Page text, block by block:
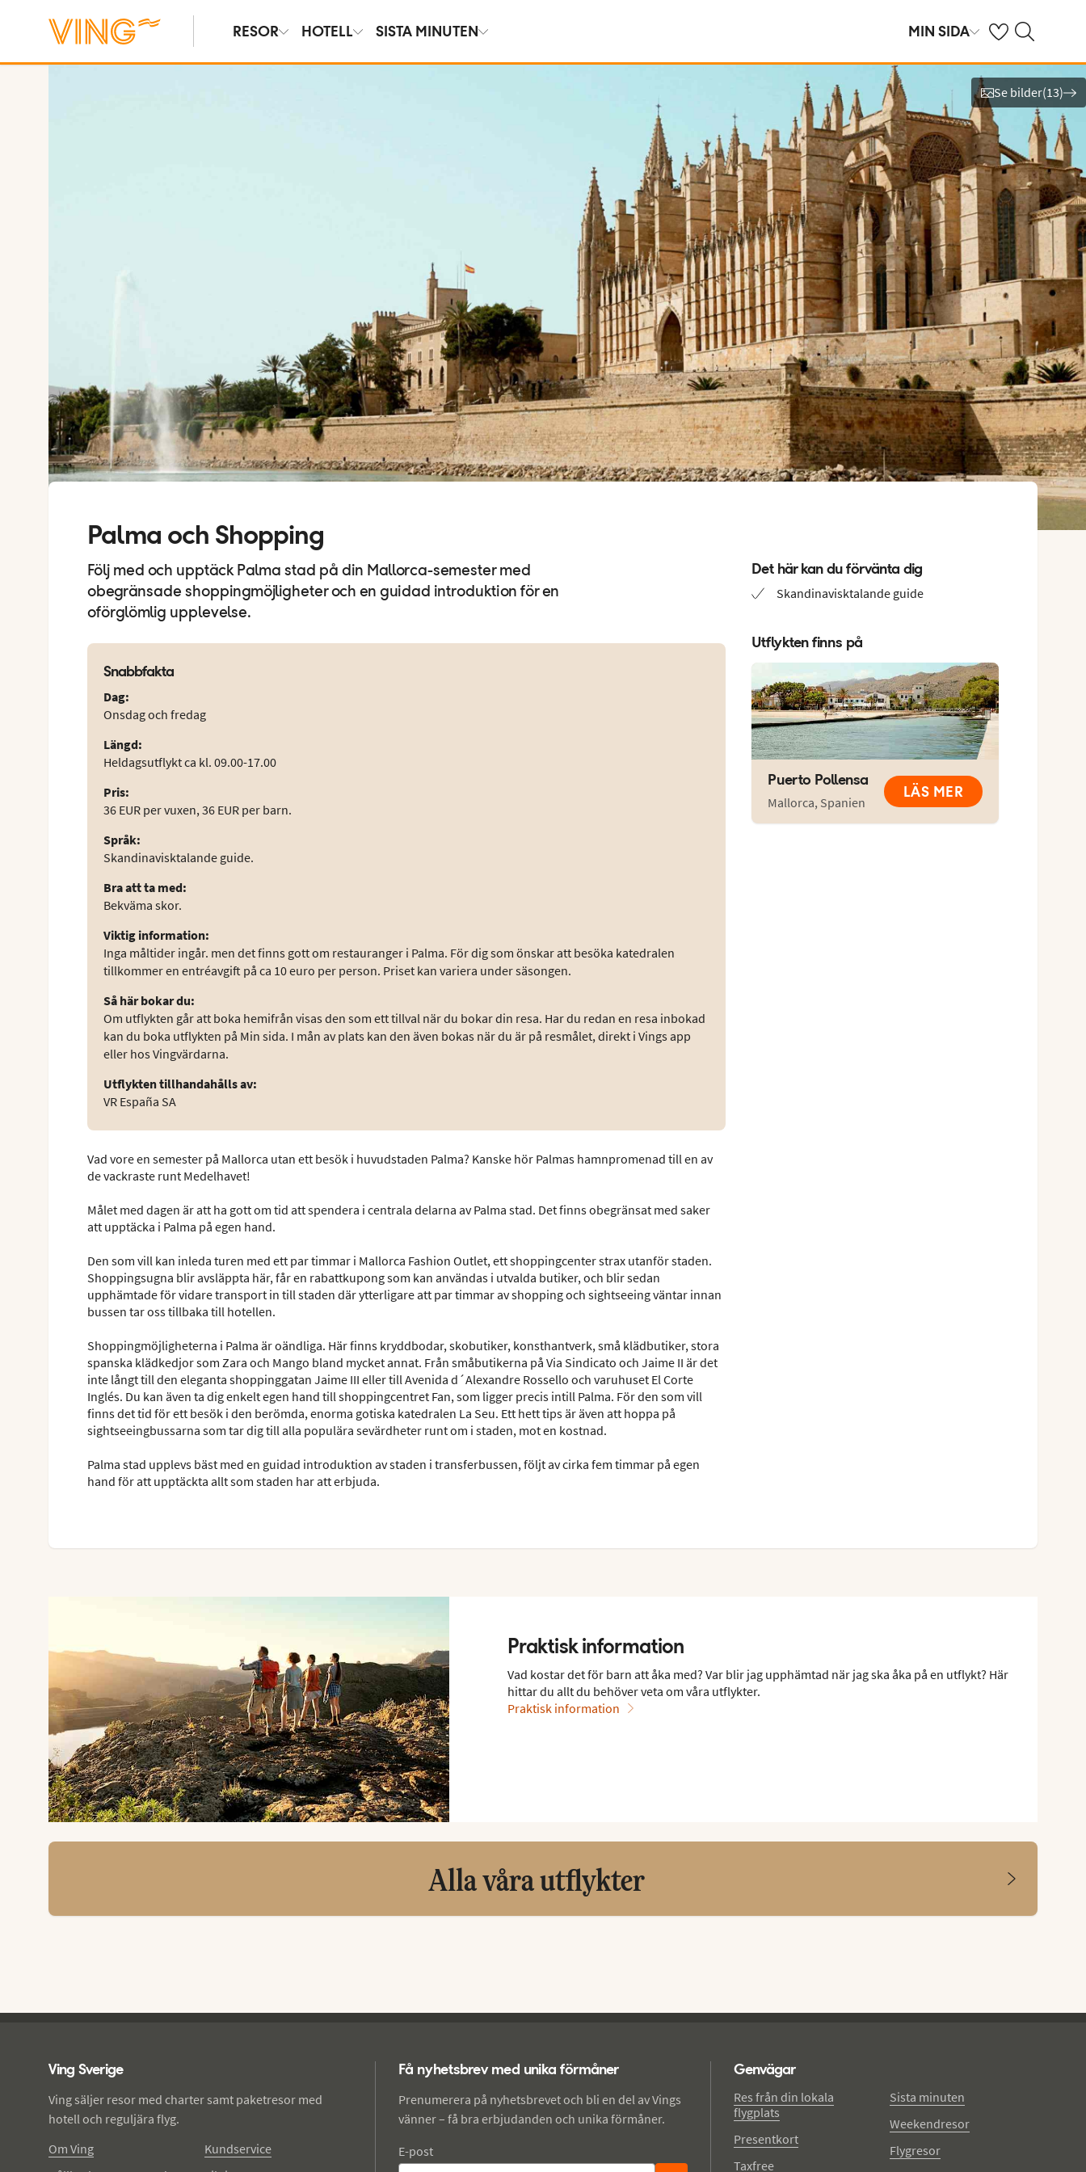
RESOR HOTELL SISTA MINUTEN MIN SIDA Se dina sparade
Sök på ving.se
Se bilder(13)
Palma och Shopping
Följ med och upptäck Palma stad på din Mallorca-semester med
obegränsade shoppingmöjligheter och en guidad introduktion för en
oförglömlig upplevelse.
Snabbfakta
Dag:
Onsdag och fredag
Längd:
Heldagsutflykt ca kl. 09.00-17.00
Pris:
36 EUR per vuxen, 36 EUR per barn.
Språk:
Skandinavisktalande guide.
Bra att ta med:
Bekväma skor.
Viktig information:
Inga måltider ingår. men det finns gott om restauranger i Palma. För dig som önskar att besöka katedralen
tillkommer en entréavgift på ca 10 euro per person. Priset kan variera under säsongen.
Så här bokar du:
Om utflykten går att boka hemifrån visas den som ett tillval när du bokar din resa. Har du redan en resa inbokad
kan du boka utflykten på Min sida. I mån av plats kan den även bokas när du är på resmålet, direkt i Vings app
eller hos Vingvärdarna.
Utflykten tillhandahålls av:
VR España SA
Vad vore en semester på Mallorca utan ett besök i huvudstaden Palma? Kanske hör Palmas hamnpromenad till en av
de vackraste runt Medelhavet!
Målet med dagen är att ha gott om tid att spendera i centrala delarna av Palma stad. Det finns obegränsat med saker
att upptäcka i Palma på egen hand.
Den som vill kan inleda turen med ett par timmar i Mallorca Fashion Outlet, ett shoppingcenter strax utanför staden.
Shoppingsugna blir avsläppta här, får en rabattkupong som kan användas i utvalda butiker, och blir sedan
upphämtade för vidare transport in till staden där ytterligare att par timmar av shopping och sightseeing väntar innan
bussen tar oss tillbaka till hotellen.
Shoppingmöjligheterna i Palma är oändliga. Här finns kryddbodar, skobutiker, konsthantverk, små klädbutiker, stora
spanska klädkedjor som Zara och Mango bland mycket annat. Från småbutikerna på Via Sindicato och Jaime II är det
inte långt till den eleganta shoppinggatan Jaime III eller till Avenida d´Alexandre Rossello och varuhuset El Corte
Inglés. Du kan även ta dig enkelt egen hand till shoppingcentret Fan, som ligger precis intill Palma. För den som vill
finns det tid för ett besök i den berömda, enorma gotiska katedralen La Seu. Ett hett tips är även att hoppa på
sightseeingbussarna som tar dig till alla populära sevärdheter runt om i staden, mot en kostnad.
Palma stad upplevs bäst med en guidad introduktion av staden i transferbussen, följt av cirka fem timmar på egen
hand för att upptäckta allt som staden har att erbjuda.
Det här kan du förvänta dig
Skandinavisktalande guide
Utflykten finns på
Puerto Pollensa
Mallorca, Spanien
LÄS MER
Praktisk information
Vad kostar det för barn att åka med? Var blir jag upphämtad när jag ska åka på en utflykt? Här
hittar du allt du behöver veta om våra utflykter.
Praktisk information
Alla våra utflykter
Ving Sverige
Ving säljer resor med charter samt paketresor med
hotell och reguljära flyg.
Om Ving
Kundservice
Få nyhetsbrev med unika förmåner
Prenumerera på nyhetsbrevet och bli en del av Vings
vänner – få bra erbjudanden och unika förmåner.
E-post
Genvägar
Res från din lokala
flygplats
Presentkort
Taxfree
Sista minuten
Weekendresor
Flygresor